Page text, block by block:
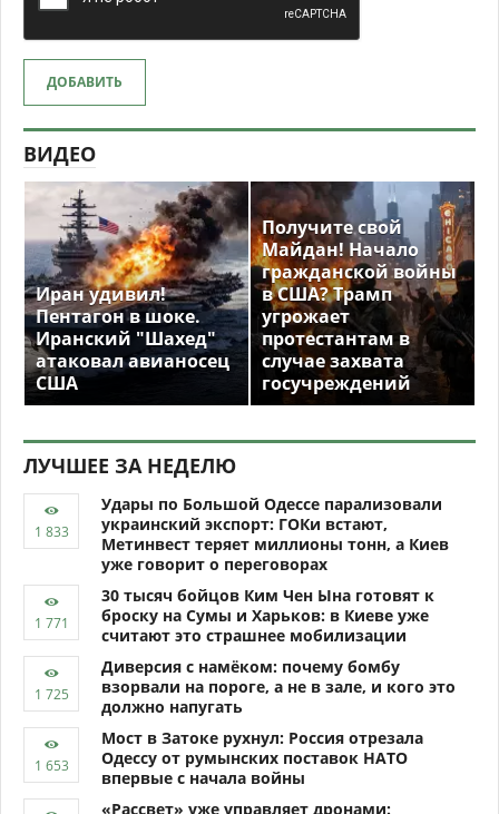
ДОБАВИТЬ
ВИДЕО
Иран удивил!
Пентагон в шоке.
Иранский "Шахед"
атаковал авианосец
США
Получите свой
Майдан! Начало
гражданской войны
в США? Трамп
угрожает
протестантам в
случае захвата
госучреждений
ЛУЧШЕЕ ЗА НЕДЕЛЮ
Удары по Большой Одессе парализовали
украинский экспорт: ГОКи встают,
Метинвест теряет миллионы тонн, а Киев
уже говорит о переговорах
30 тысяч бойцов Ким Чен Ына готовят к
броску на Сумы и Харьков: в Киеве уже
считают это страшнее мобилизации
Диверсия с намёком: почему бомбу
взорвали на пороге, а не в зале, и кого это
должно напугать
Мост в Затоке рухнул: Россия отрезала
Одессу от румынских поставок НАТО
впервые с начала войны
«Рассвет» уже управляет дронами: